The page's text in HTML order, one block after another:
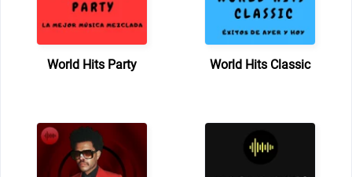
World Hits Party World Hits Classic